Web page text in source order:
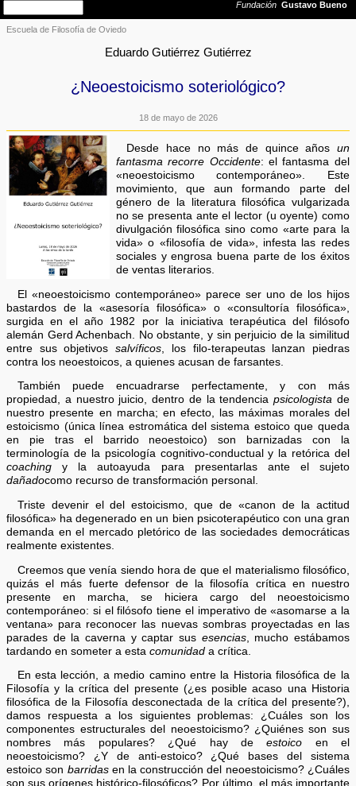
Escuela de Filosofía de Oviedo
Eduardo Gutiérrez Gutiérrez
¿Neoestoicismo soteriológico?
18 de mayo de 2026
Desde hace no más de quince años un
fantasma recorre Occidente: el fantasma del
«neoestoicismo contemporáneo». Este
movimiento, que aun formando parte del
género de la literatura filosófica vulgarizada
no se presenta ante el lector (u oyente) como
divulgación filosófica sino como «arte para la
vida» o «filosofía de vida», infesta las redes
sociales y engrosa buena parte de los éxitos
de ventas literarios.
El «neoestoicismo contemporáneo» parece ser uno de los hijos
bastardos de la «asesoría filosófica» o «consultoría filosófica»,
surgida en el año 1982 por la iniciativa terapéutica del filósofo
alemán Gerd Achenbach. No obstante, y sin perjuicio de la similitud
entre sus objetivossalvíficos , los filo-terapeutas lanzan piedras
contra los neoestoicos, a quienes acusan de farsantes.
También puede encuadrarse perfectamente, y con más
propiedad, a nuestro juicio, dentro de la tendenciapsicologista de
nuestro presente en marcha; en efecto, las máximas morales del
estoicismo (única línea estromática del sistema estoico que queda
en pie tras el barrido neoestoico) son barnizadas con la
terminología de la psicología cognitivo-conductual y la retórica del
coaching y la autoayuda para presentarlas ante el sujeto
dañadocomo recurso de transformación personal.
Triste devenir el del estoicismo, que de «canon de la actitud
filosófica» ha degenerado en un bien psicoterapéutico con una gran
demanda en el mercado pletórico de las sociedades democráticas
realmente existentes.
Creemos que venía siendo hora de que el materialismo filosófico,
quizás el más fuerte defensor de la filosofía crítica en nuestro
presente en marcha, se hiciera cargo del neoestoicismo
contemporáneo: si el filósofo tiene el imperativo de «asomarse a la
ventana» para reconocer las nuevas sombras proyectadas en las
parades de la caverna y captar sus esencias, mucho estábamos
tardando en someter a estacomunidad a crítica.
En esta lección, a medio camino entre la Historia filosófica de la
Filosofía y la crítica del presente (¿es posible acaso una Historia
filosófica de la Filosofía desconectada de la crítica del presente?),
damos respuesta a los siguientes problemas: ¿Cuáles son los
componentes estructurales del neoestoicismo? ¿Quiénes son sus
nombres más populares? ¿Qué hay deestoico en el
neoestoicismo? ¿Y de anti-estoico? ¿Qué bases del sistema
estoico son barridasen la construcción del neoestoicismo? ¿Cuáles
son sus orígenes histórico-filosóficos? Por último, el más importante